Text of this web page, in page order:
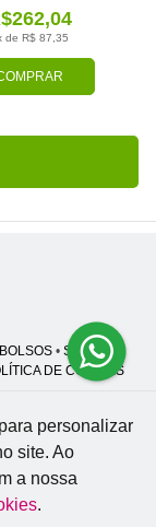
de R$ 87,35
• SAC
DE COOKIES
98
- São Paulo - SP -
personalizar
site. Ao
a nossa
.